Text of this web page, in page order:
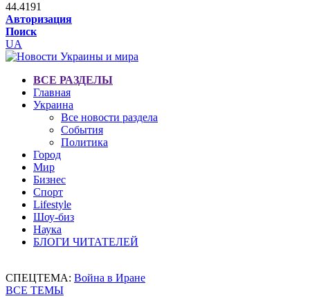
44.4191
Авторизация
Поиск
UA
ВСЕ РАЗДЕЛЫ
Главная
Украина
Все новости раздела
События
Политика
Город
Мир
Бизнес
Спорт
Lifestyle
Шоу-биз
Наука
БЛОГИ ЧИТАТЕЛЕЙ
СПЕЦТЕМА: Война в Иране
ВСЕ ТЕМЫ